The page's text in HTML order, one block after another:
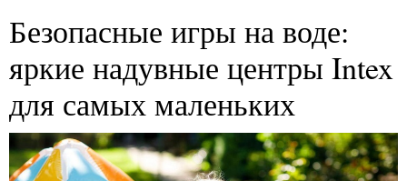
Безопасные игры на воде:
яркие надувные центры Intex
для самых маленьких